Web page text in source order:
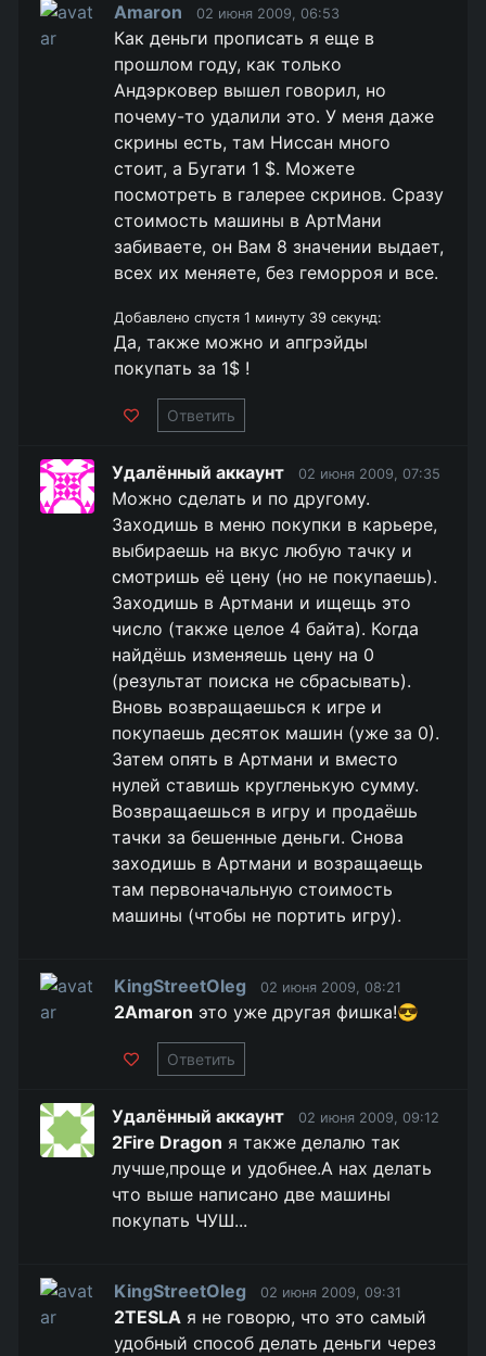
Amaron 02 июня 2009, 06:53
Как деньги прописать я еще в
прошлом году, как только
Андэрковер вышел говорил, но
почему-то удалили это. У меня даже
скрины есть, там Ниссан много
стоит, а Бугати 1 $. Можете
посмотреть в галерее скринов. Сразу
стоимость машины в АртМани
забиваете, он Вам 8 значении выдает,
всех их меняете, без геморроя и все.
Добавлено спустя 1 минуту 39 секунд:
Да, также можно и апгрэйды
покупать за 1$ !
Ответить
Удалённый аккаунт 02 июня 2009, 07:35
Можно сделать и по другому.
Заходишь в меню покупки в карьере,
выбираешь на вкус любую тачку и
смотришь её цену (но не покупаешь).
Заходишь в Артмани и ищещь это
число (также целое 4 байта). Когда
найдёшь изменяешь цену на 0
(результат поиска не сбрасывать).
Вновь возвращаешься к игре и
покупаешь десяток машин (уже за 0).
Затем опять в Артмани и вместо
нулей ставишь кругленькую сумму.
Возвращаешься в игру и продаёшь
тачки за бешенные деньги. Снова
заходишь в Артмани и возращаещь
там первоначальную стоимость
машины (чтобы не портить игру).
KingStreetOleg 02 июня 2009, 08:21
2Amaron это уже другая фишка!😎
Ответить
Удалённый аккаунт 02 июня 2009, 09:12
2Fire Dragon я также делалю так
лучше,проще и удобнее.А нах делать
что выше написано две машины
покупать ЧУШ...
KingStreetOleg 02 июня 2009, 09:31
2TESLA я не говорю, что это самый
удобный способ делать деньги через